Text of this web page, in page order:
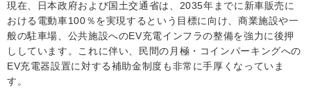
現在、日本政府および国土交通省は、2035年までに新車販売に
おける電動車100％を実現するという目標に向け、商業施設や一
般の駐車場、公共施設へのEV充電インフラの整備を強力に後押
ししています。これに伴い、民間の月極・コインパーキングへの
EV充電器設置に対する補助金制度も非常に手厚くなっていま
す。